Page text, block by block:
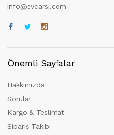
info@evcarsi.com
Önemli Sayfalar
Hakkımızda
Sorular
Kargo & Teslimat
Sipariş Takibi